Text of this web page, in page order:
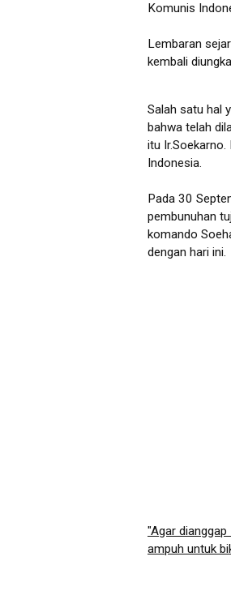
Komunis
Lembaran
kembali
Salah satu hal
bahwa telah
itu
Indonesia.
Pada 30
pembunuhan
komando
dengan hari ini.
"Agar
ampuh untuk